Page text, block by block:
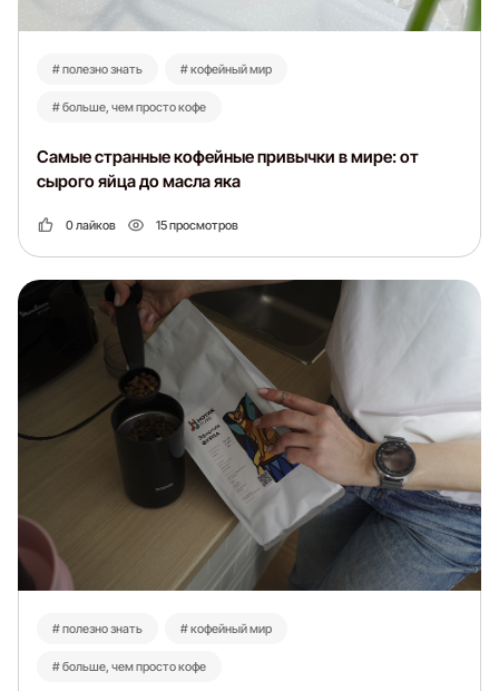
# полезно знать # кофейный мир
# больше, чем просто кофе
Самые странные кофейные привычки в мире: от
сырого яйца до масла яка
0 лайков 15 просмотров
# полезно знать # кофейный мир
# больше, чем просто кофе